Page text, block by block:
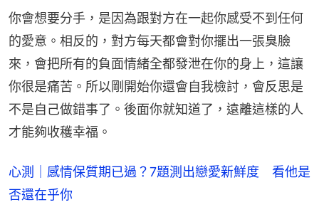
你會想要分手，是因為跟對方在一起你感受不到任何
的愛意。相反的，對方每天都會對你擺出一張臭臉
來，會把所有的負面情緒全都發泄在你的身上，這讓
你很是痛苦。所以剛開始你還會自我檢討，會反思是
不是自己做錯事了。後面你就知道了，遠離這樣的人
才能夠收穫幸福。
心測｜感情保質期已過？7題測出戀愛新鮮度 看他是
否還在乎你